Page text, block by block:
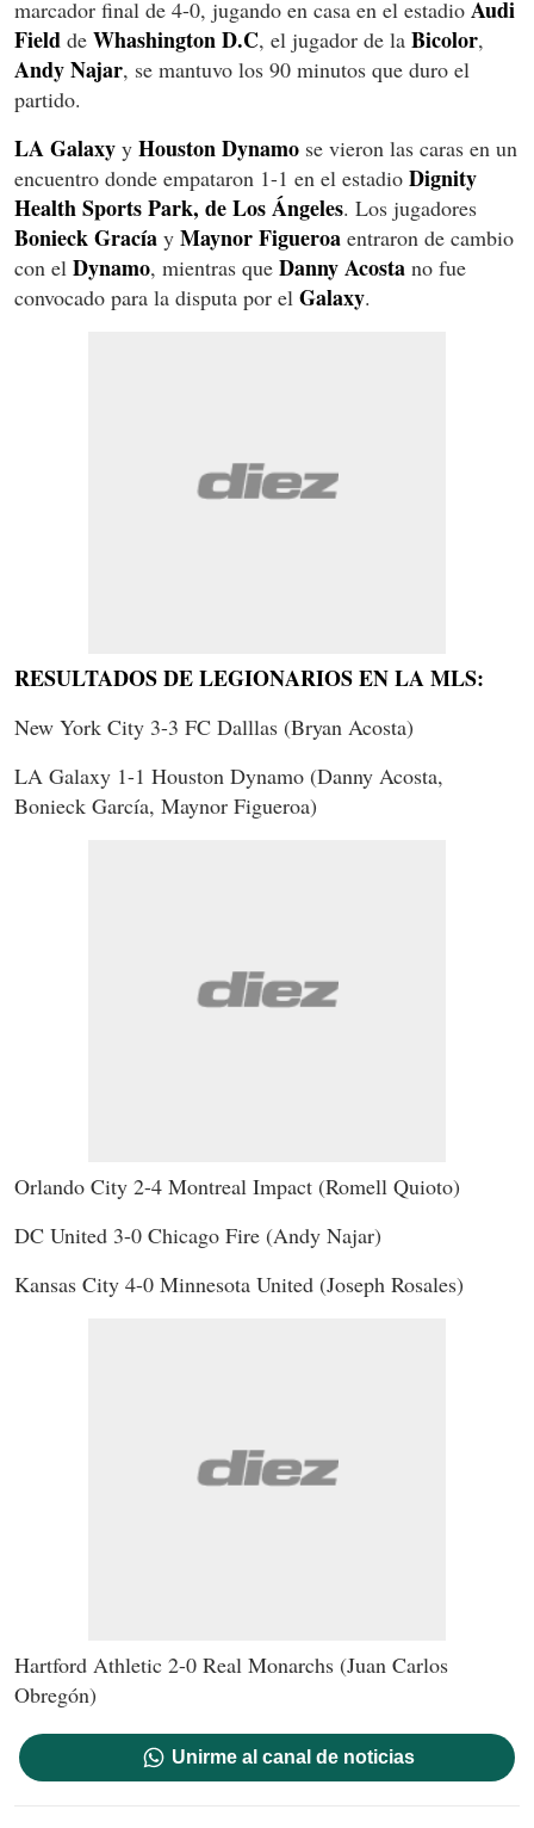
marcador final de 4-0, jugando en casa en el estadio Audi
Field de Whashington D.C, el jugador de la Bicolor,
Andy Najar, se mantuvo los 90 minutos que duro el
partido.
LA Galaxy y Houston Dynamo se vieron las caras en un
encuentro donde empataron 1-1 en el estadio Dignity
Health Sports Park, de Los Ángeles. Los jugadores
Bonieck Gracía y Maynor Figueroa entraron de cambio
con el Dynamo, mientras que Danny Acosta no fue
convocado para la disputa por el Galaxy.
RESULTADOS DE LEGIONARIOS EN LA MLS:
New York City 3-3 FC Dalllas (Bryan Acosta)
LA Galaxy 1-1 Houston Dynamo (Danny Acosta,
Bonieck García, Maynor Figueroa)
Orlando City 2-4 Montreal Impact (Romell Quioto)
DC United 3-0 Chicago Fire (Andy Najar)
Kansas City 4-0 Minnesota United (Joseph Rosales)
Hartford Athletic 2-0 Real Monarchs (Juan Carlos
Obregón)
Unirme al canal de noticias